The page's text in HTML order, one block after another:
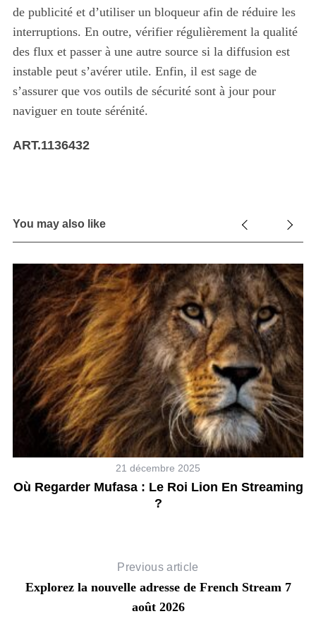
de publicité et d’utiliser un bloqueur afin de réduire les
interruptions. En outre, vérifier régulièrement la qualité
des flux et passer à une autre source si la diffusion est
instable peut s’avérer utile. Enfin, il est sage de
s’assurer que vos outils de sécurité sont à jour pour
naviguer en toute sérénité.
ART.1136432
You may also like
21 décembre 2025
Où Regarder Mufasa : Le Roi Lion En Streaming
?
Previous article
Explorez la nouvelle adresse de French Stream 7
août 2026